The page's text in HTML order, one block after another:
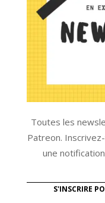
Toutes les
Patreon.
une
S'INSCRIRE